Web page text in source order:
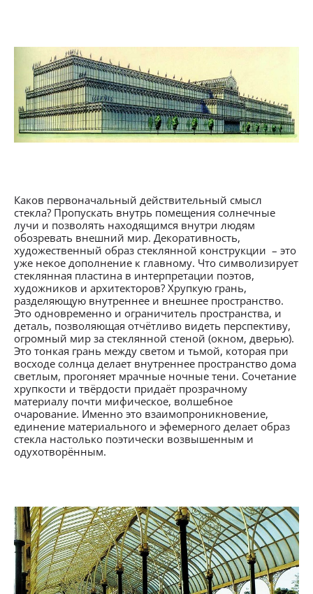
Каков первоначальный действительный смысл
стекла? Пропускать внутрь помещения солнечные
лучи и позволять находящимся внутри людям
обозревать внешний мир. Декоративность,
художественный образ стеклянной конструкции – это
уже некое дополнение к главному. Что символизирует
стеклянная пластина в интерпретации поэтов,
художников и архитекторов? Хрупкую грань,
разделяющую внутреннее и внешнее пространство.
Это одновременно и ограничитель пространства, и
деталь, позволяющая отчётливо видеть перспективу,
огромный мир за стеклянной стеной (окном, дверью).
Это тонкая грань между светом и тьмой, которая при
восходе солнца делает внутреннее пространство дома
светлым, прогоняет мрачные ночные тени. Сочетание
хрупкости и твёрдости придаёт прозрачному
материалу почти мифическое, волшебное
очарование. Именно это взаимопроникновение,
единение материального и эфемерного делает образ
стекла настолько поэтически возвышенным и
одухотворённым.